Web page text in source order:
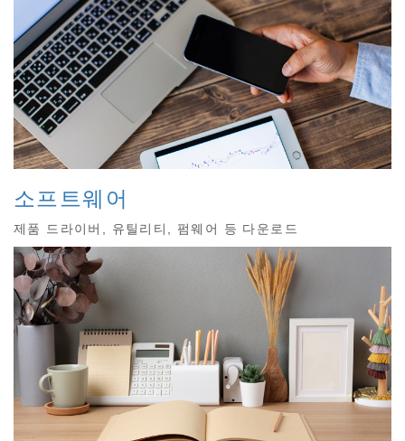
소프트웨어
제품 드라이버, 유틸리티, 펌웨어 등 다운로드